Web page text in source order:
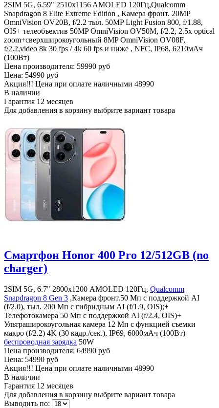
2SIM 5G, 6.59" 2510x1156 AMOLED 120Гц,Qualcomm
Snapdragon 8 Elite Extreme Edition , Камера фронт. 20MP
OmniVision OV20B, f/2.2 тыл. 50MP Light Fusion 800, f/1.88,
OIS+ телеобъектив 50MP OmniVision OV50M, f/2.2, 2.5x optical
zoom+сверхширокоугольный 8MP OmniVision OV08F,
f/2.2,video 8k 30 fps / 4k 60 fps и ниже , NFC, IP68, 6210мАч
(100Вт)
Цена производителя: 59990 руб
Цена: 54990 руб
Акция!!! Цена при оплате наличными 48990
В наличии
Гарантия 12 месяцев
Для добавления в корзину выбрите вариант товара
Смартфон Honor 400 Pro 12/512GB (no
charger)
2SIM 5G, 6.7" 2800х1200 AMOLED 120Гц, Qualcomm
Snapdragon 8 Gen 3 ,Камера фронт.50 Мп с поддержкой AI
(f/2.0), тыл. 200 Мп с гибридным AI (f/1.9, OIS);+
Телефотокамера 50 Мп с поддержкой AI (f/2.4, OIS)+
Ультраширокоугольная камера 12 Мп с функцией съемки
макро (f/2.2) 4K (30 кадр./сек.), IP69, 6000мАч (100Вт)
беспроводная зарядка 50W
Цена производителя: 64990 руб
Цена: 54990 руб
Акция!!! Цена при оплате наличными 48990
В наличии
Гарантия 12 месяцев
Для добавления в корзину выбрите вариант товара
Выводить по: